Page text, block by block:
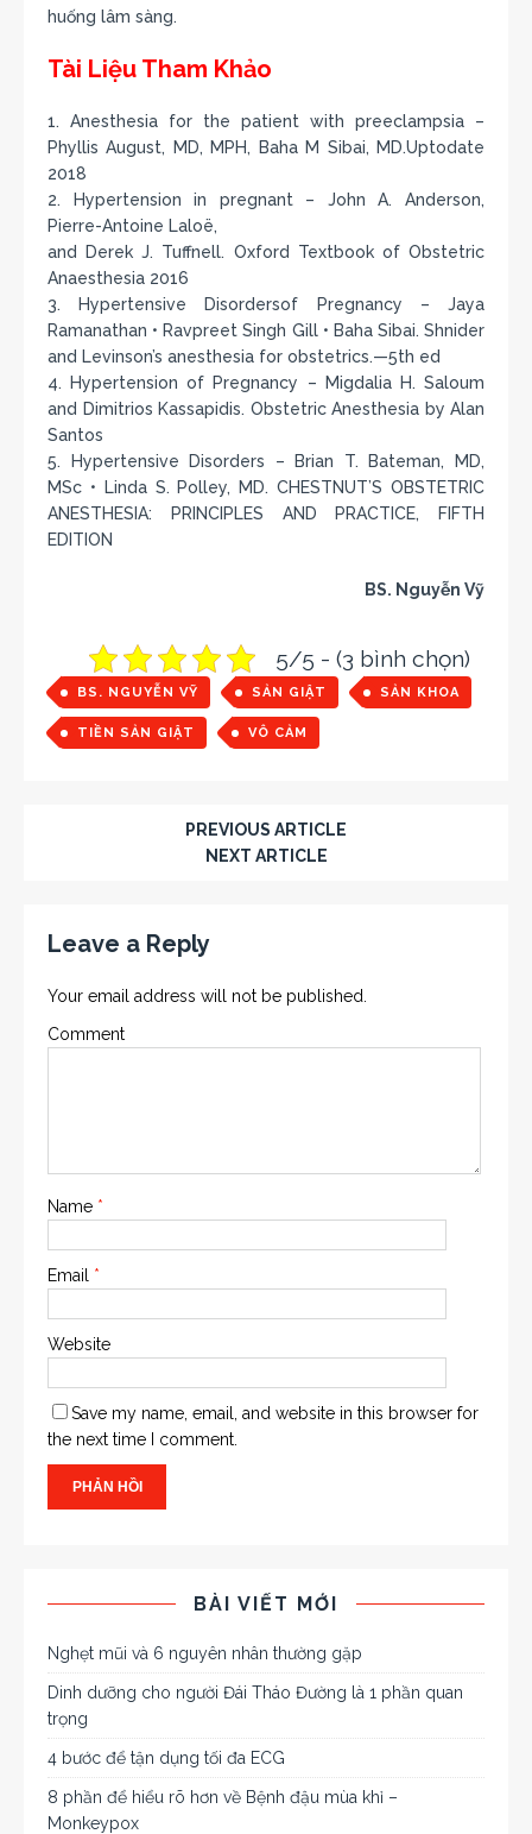
huống lâm sàng.
Tài Liệu Tham Khảo
1. Anesthesia for the patient with preeclampsia –
Phyllis August, MD, MPH, Baha M Sibai, MD.Uptodate
2018
2. Hypertension in pregnant – John A. Anderson,
Pierre-Antoine Laloë,
and Derek J. Tuffnell. Oxford Textbook of Obstetric
Anaesthesia 2016
3. Hypertensive Disordersof Pregnancy – Jaya
Ramanathan • Ravpreet Singh Gill • Baha Sibai. Shnider
and Levinson’s anesthesia for obstetrics.—5th ed
4. Hypertension of Pregnancy – Migdalia H. Saloum
and Dimitrios Kassapidis. Obstetric Anesthesia by Alan
Santos
5. Hypertensive Disorders – Brian T. Bateman, MD,
MSc • Linda S. Polley, MD. CHESTNUT’S OBSTETRIC
ANESTHESIA: PRINCIPLES AND PRACTICE, FIFTH
EDITION
BS. Nguyễn Vỹ
5/5 - (3 bình chọn)
BS. NGUYỄN VỸ SẢN GIẬT SẢN KHOA
TIỀN SẢN GIẬT VÔ CẢM
PREVIOUS ARTICLE
NEXT ARTICLE
Leave a Reply
Your email address will not be published.
Comment
Name *
Email *
Website
Save my name, email, and website in this browser for
the next time I comment.
BÀI VIẾT MỚI
Nghẹt mũi và 6 nguyên nhân thường gặp
Dinh dưỡng cho người Đái Tháo Đường là 1 phần quan
trọng
4 bước để tận dụng tối đa ECG
8 phần để hiểu rõ hơn về Bệnh đậu mùa khỉ –
Monkeypox